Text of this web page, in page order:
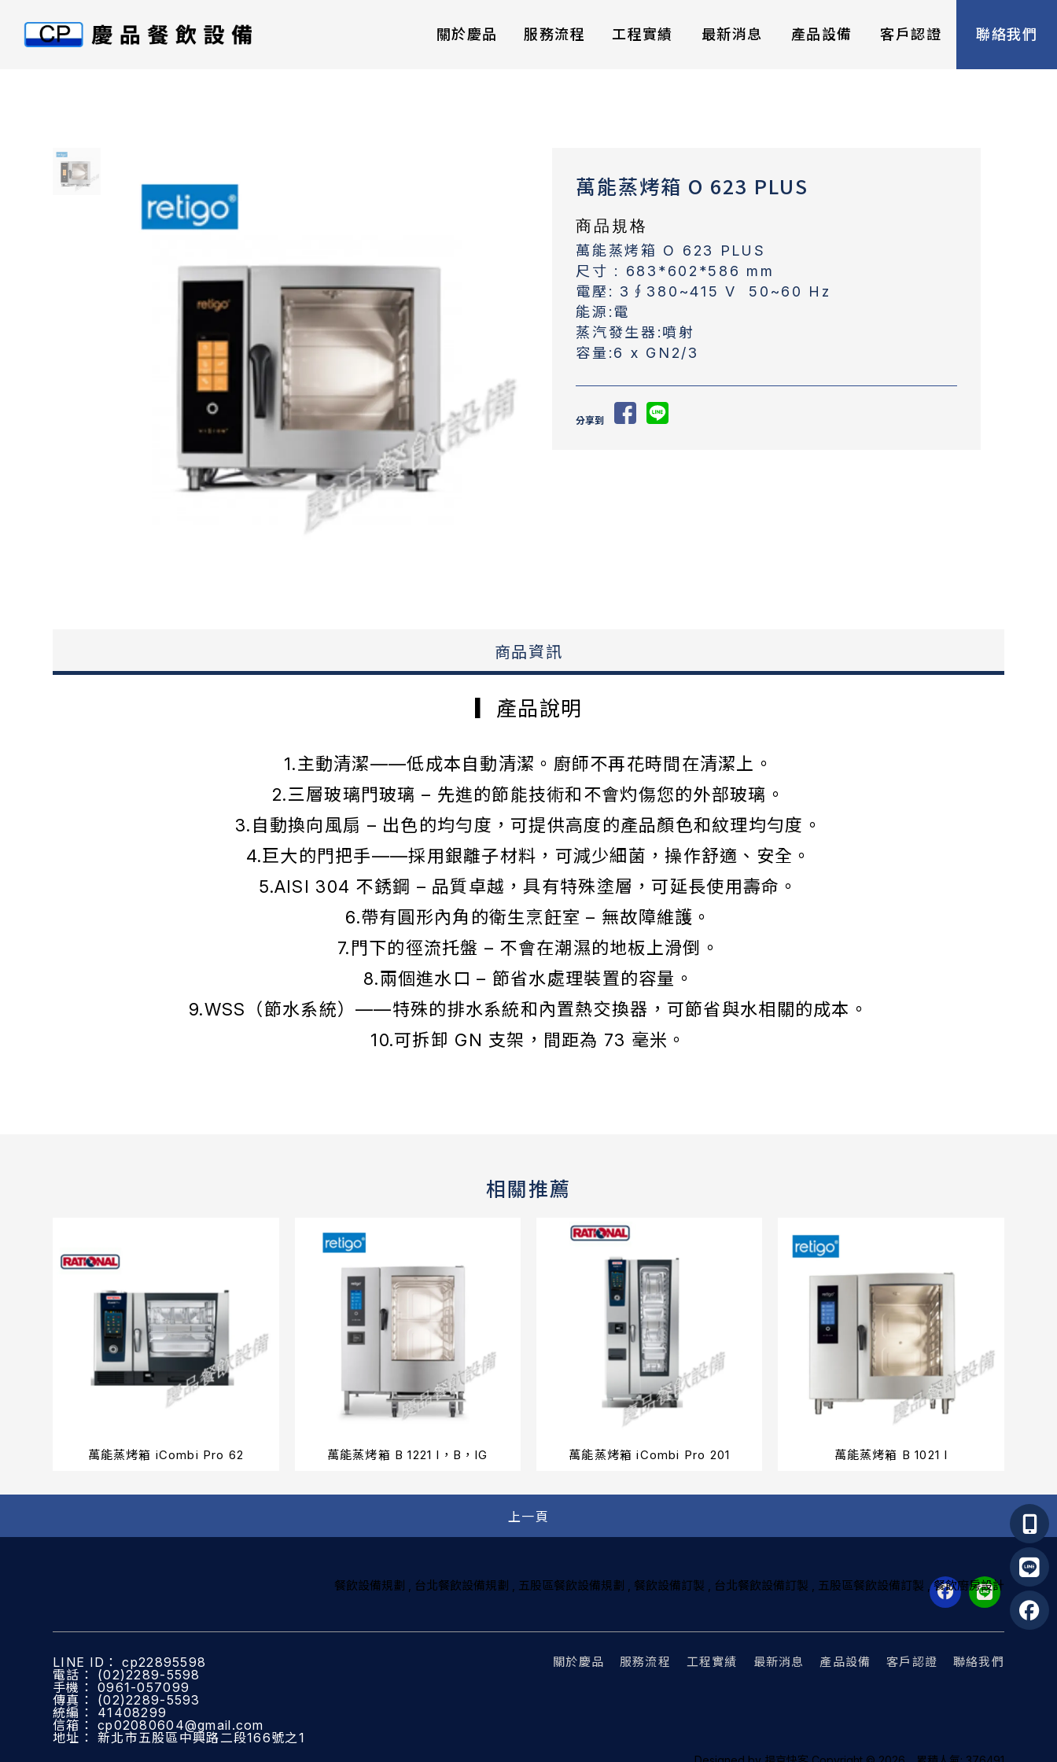
關於慶品 服務流程 工程實績 最新消息 產品設備 客戶認證 聯絡我們
萬能蒸烤箱 O 623 PLUS
商品規格
萬能蒸烤箱 O 623 PLUS
尺寸 : 683*602*586 mm
電壓: 3∮380~415 V 50~60 Hz
能源:電
蒸汽發生器:噴射
容量:6 x GN2/3
分享到
商品資訊
▎產品說明
1.主動清潔——低成本自動清潔。廚師不再花時間在清潔上。
2.三層玻璃門玻璃 – 先進的節能技術和不會灼傷您的外部玻璃。
3.自動換向風扇 – 出色的均勻度，可提供高度的產品顏色和紋理均勻度。
4.巨大的門把手——採用銀離子材料，可減少細菌，操作舒適、安全。
5.AISI 304 不銹鋼 – 品質卓越，具有特殊塗層，可延長使用壽命。
6.帶有圓形內角的衛生烹飪室 – 無故障維護。
7.門下的徑流托盤 – 不會在潮濕的地板上滑倒。
8.兩個進水口 – 節省水處理裝置的容量。
9.WSS（節水系統）——特殊的排水系統和內置熱交換器，可節省與水相關的成本。
10.可拆卸 GN 支架，間距為 73 毫米。
萬能蒸烤箱 iCombi Pro 62 萬能蒸烤箱 B 1221 I，B，IG 萬能蒸烤箱 iCombi Pro 201 萬能蒸烤箱 B 1021 I
上一頁
cp22895598
(02)2289-5598
0961-057099
(02)2289-5593
41408299
cp02080604@gmail.com
新北市五股區中興路二段166號之1
關於慶品 服務流程 工程實績 最新消息 產品設備 客戶認證 聯絡我們
餐飲設備規劃 台北餐飲設備規劃 五股區餐飲設備規劃 餐飲設備訂製 台北餐飲設備訂製 五股區餐飲設備訂製 餐飲廚房設計